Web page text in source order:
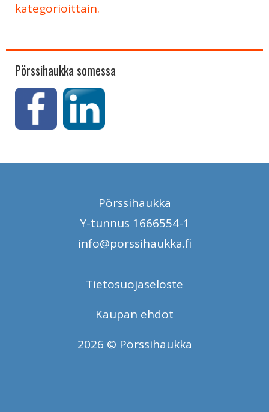
kategorioittain.
Pörssihaukka somessa
Pörssihaukka
Y-tunnus 1666554-1
info@porssihaukka.fi
Tietosuojaseloste
Kaupan ehdot
2026 © Pörssihaukka